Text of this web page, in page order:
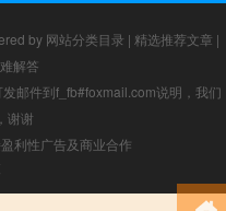
by 网站分类目录 | 精选推荐文章 |
解答
邮件到f_fb#foxmail.com说明，我们
谢谢
利性广告及商业合作